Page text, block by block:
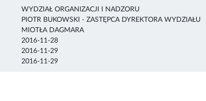
WYDZIAŁ ORGANIZACJI I NADZORU
PIOTR BUKOWSKI - ZASTĘPCA DYREKTORA WYDZIAŁU
MIOTŁA DAGMARA
2016-11-28
2016-11-29
2016-11-29